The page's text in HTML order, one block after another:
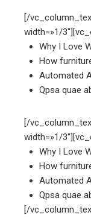
[/
width=»1/
Why I Love
How
Automated
Qpsa quae
[/
width=»1/
Why I Love
How
Automated
Qpsa quae
[/